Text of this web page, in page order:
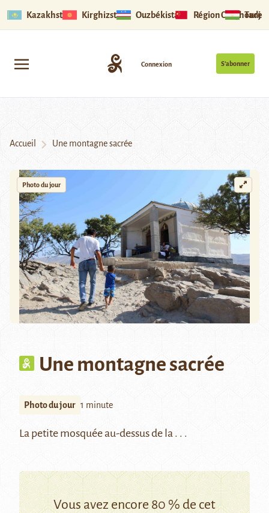
Kazakhstan Kirghizstan Ouzbékistan Région Ouïghoure
S’abonner
Connexion
Accueil Une montagne sacrée
Photo du jour
Une montagne sacrée
Photo du jour 1 minute
La petite mosquée au-dessus de la . . .
Vous avez encore 80 % de cet